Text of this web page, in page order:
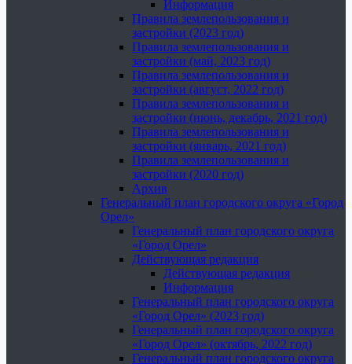
Информация
Правила землепользования и
застройки (2023 год)
Правила землепользования и
застройки (май, 2023 год)
Правила землепользования и
застройки (август, 2022 год)
Правила землепользования и
застройки (июнь, декабрь, 2021 год)
Правила землепользования и
застройки (январь, 2021 год)
Правила землепользования и
застройки (2020 год)
Архив
Генеральный план городского округа «Город
Орел»
Генеральный план городского округа
«Город Орел»
Действующая редакция
Действующая редакция
Информация
Генеральный план городского округа
«Город Орел» (2023 год)
Генеральный план городского округа
«Город Орел» (октябрь, 2022 год)
Генеральный план городского округа